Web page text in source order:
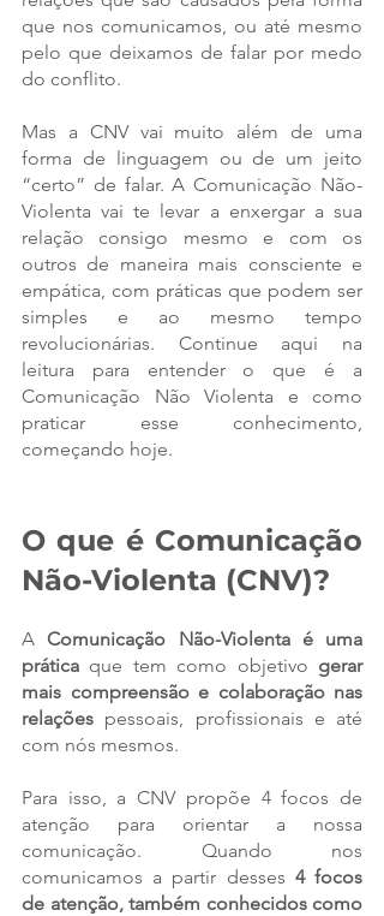
que nos comunicamos, ou até mesmo
pelo que deixamos de falar por medo
do conflito.
Mas a CNV vai muito além de uma
forma de linguagem ou de um jeito
“certo” de falar. A Comunicação Não-
Violenta vai te levar a enxergar a sua
relação consigo mesmo e com os
outros de maneira mais consciente e
empática, com práticas que podem ser
simples e ao mesmo tempo
revolucionárias. Continue aqui na
leitura para entender o que é a
Comunicação Não Violenta e como
praticar esse conhecimento,
começando hoje.
O que é Comunicação
Não-Violenta (CNV)?
A Comunicação Não-Violenta é uma
prática que tem como objetivo gerar
mais compreensão e colaboração nas
relações pessoais, profissionais e até
com nós mesmos.
Para isso, a CNV propõe 4 focos de
atenção para orientar a nossa
comunicação. Quando nos
comunicamos a partir desses 4 focos
de atenção, também conhecidos como